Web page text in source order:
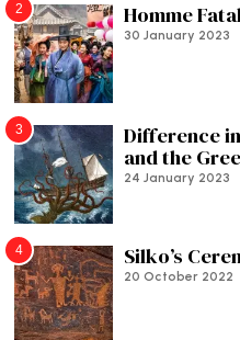
2 Homme
30 January 2023
3
Difference
and the
24 January 2023
4 Silko’s
20 October 2022